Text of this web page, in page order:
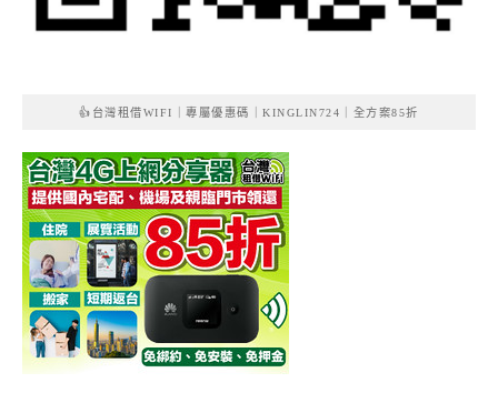
👍台灣租借WIFI｜專屬優惠碼｜KINGLIN724｜全方案85折